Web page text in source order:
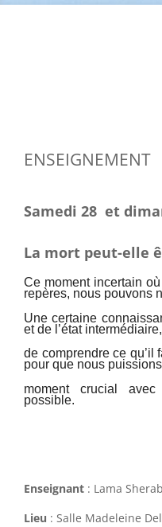
ENSEIGNEMENT
Samedi 28 et
La mort peut-elle
Ce moment incertain
repères, nous pouvons
Une certaine
et de l’état
de comprendre ce qu’il
pour que nous
moment crucial
possible.
Enseignant : Lama Sherab
Lieu : Salle Madeleine